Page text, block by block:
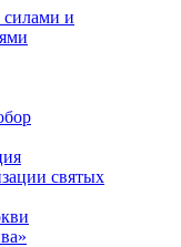
и
святых